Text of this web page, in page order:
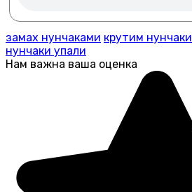
замах нунчаками крутим нунчаки
нунчаки упали
Нам важна ваша оценка